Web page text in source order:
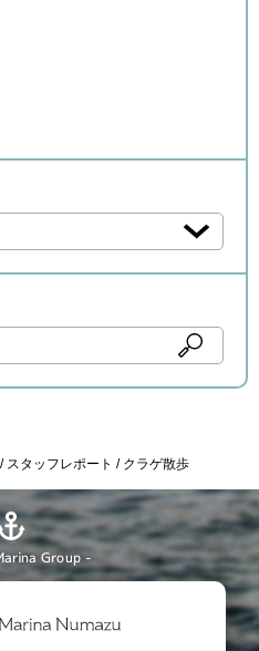
スタッフレポート クラゲ散歩
Group -